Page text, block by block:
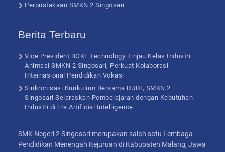
Perpustakaan SMKN 2 Singosari
Berita Terbaru
Vice President BOKE Technology Tinjau Kelas Industri
Animasi SMKN 2 Singosari, Perkuat Kolaborasi
Internasional Pendidikan Vokasi
Sinkronisasi Kurikulum Bersama DUDI, SMKN 2
Singosari Selaraskan Pembelajaran dengan Kebutuhan
Industri di Era Artificial Intelligence
SMK Negeri 2 Singosari merupakan salah satu Lembaga
Pendidikan Menengah Kejuruan di Kabupaten Malang, Jawa